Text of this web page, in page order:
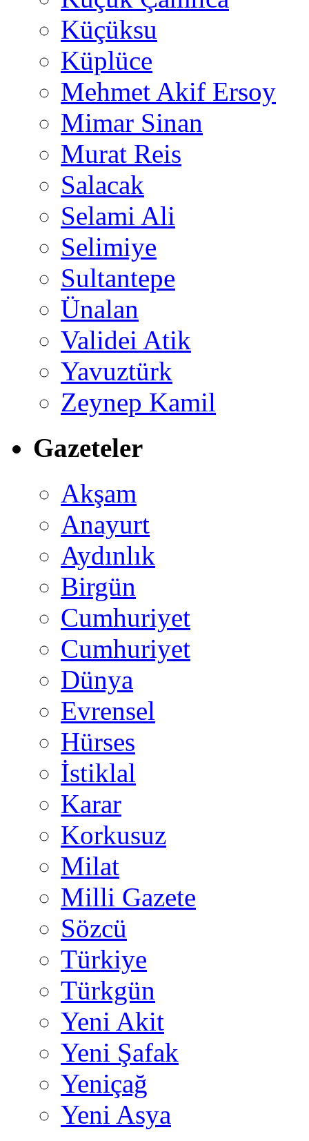
Küçüksu
Küplüce
Mehmet Akif Ersoy
Mimar Sinan
Murat Reis
Salacak
Selami Ali
Selimiye
Sultantepe
Ünalan
Validei Atik
Yavuztürk
Zeynep Kamil
Gazeteler
Akşam
Anayurt
Aydınlık
Birgün
Cumhuriyet
Cumhuriyet
Dünya
Evrensel
Hürses
İstiklal
Karar
Korkusuz
Milat
Milli Gazete
Sözcü
Türkiye
Türkgün
Yeni Akit
Yeni Şafak
Yeniçağ
Yeni Asya